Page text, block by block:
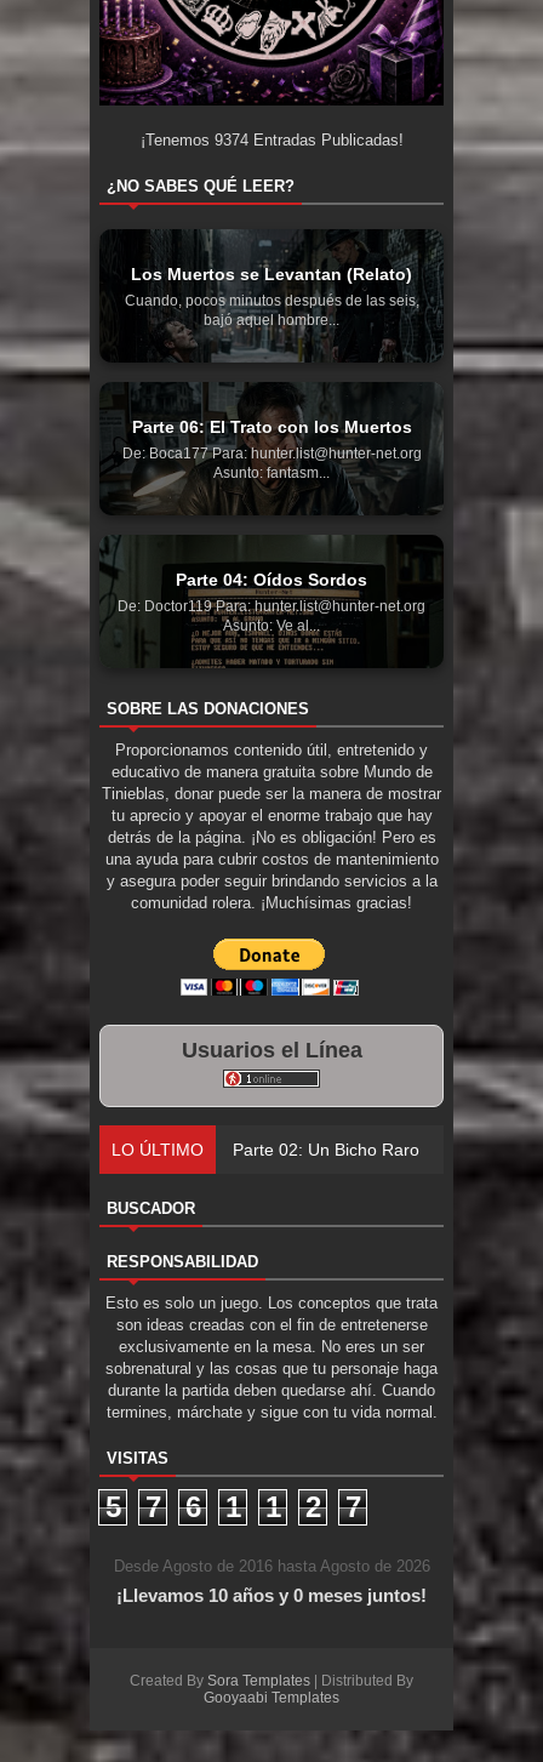
¡Tenemos 9374Entradas Publicadas!
¿NO SABES QUÉ LEER?
Los Muertos se Levantan (Relato)
Cuando, pocos minutos después de las seis,
bajó aquel hombre...
Parte 06: El Trato con los Muertos
De: Boca177 Para: hunter.list@hunter-net.org
Asunto: fantasm...
Parte 04: Oídos Sordos
De: Doctor119 Para: hunter.list@hunter-net.org
Asunto: Ve al...
SOBRE LAS DONACIONES
Proporcionamos contenido útil, entretenido y
educativo de manera gratuita sobre Mundo de
Tinieblas, donar puede ser la manera de mostrar
tu aprecio y apoyar el enorme trabajo que hay
detrás de la página. ¡No es obligación! Pero es
una ayuda para cubrir costos de mantenimiento
y asegura poder seguir brindando servicios a la
comunidad rolera. ¡Muchísimas gracias!
Usuarios el Línea
LO ÚLTIMO Parte 02: Un Bicho Raro
BUSCADOR
RESPONSABILIDAD
Esto es solo un juego. Los conceptos que trata
son ideas creadas con el fin de entretenerse
exclusivamente en la mesa. No eres un ser
sobrenatural y las cosas que tu personaje haga
durante la partida deben quedarse ahí. Cuando
termines, márchate y sigue con tu vida normal.
VISITAS
5 7 6 1 1 2 7
Desde Agosto de 2016 hasta Agosto de 2026
¡Llevamos 10 años y 0 meses juntos!
Created By Sora Templates | Distributed By
Gooyaabi Templates